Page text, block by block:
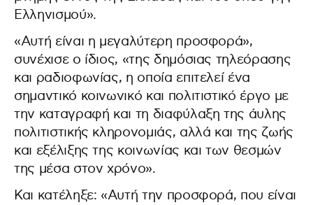
Ελληνισμού».
«Αυτή είναι η μεγαλύτερη προσφορά»,
συνέχισε ο ίδιος, «της δημόσιας τηλεόρασης
και ραδιοφωνίας, η οποία επιτελεί ένα
σημαντικό κοινωνικό και πολιτιστικό έργο με
την καταγραφή και τη διαφύλαξη της άυλης
πολιτιστικής κληρονομιάς, αλλά και της ζωής
και εξέλιξης της κοινωνίας και των θεσμών
της μέσα στον χρόνο».
Και κατέληξε: «Αυτή την προσφορά, που είναι